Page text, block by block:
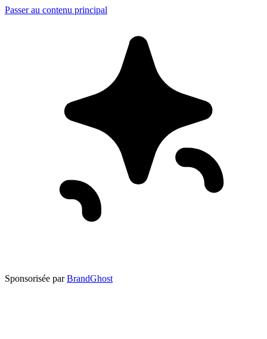
Passer au contenu principal
Sponsorisée par BrandGhost